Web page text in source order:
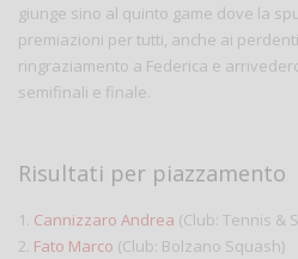
giunge sino al quinto game dove la
premiazioni per tutti, anche ai
ringraziamento a Federica e
semifinali e finale.
Risultati per piazzamento
1. Cannizzaro Andrea (Club: Tennis &
2. Fato Marco (Club: Bolzano Squash)